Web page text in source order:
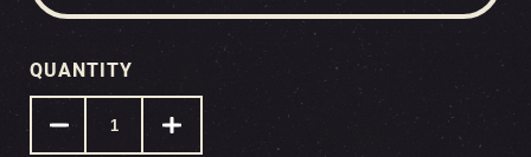
QUANTITY